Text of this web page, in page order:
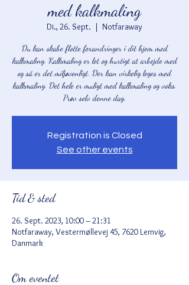
med kalkmaling
Di., 26. Sept.
  |
Notfaraway
Du kan skabe flotte forandringer i dit hjem med
kalkmaling. Kalkmaling er let og hurtigt at arbejde med
og så er det miljøvenligt. Der kan virkelig leges med
kalkmaling. Det hele er muligt med kalkmaling og voks.
Registration is Closed
See other events
Tid & sted
26. Sept. 2023, 10:00 – 21:31
Notfaraway, Vestermøllevej 45, 7620 Lemvig,
Danmark
Om eventet